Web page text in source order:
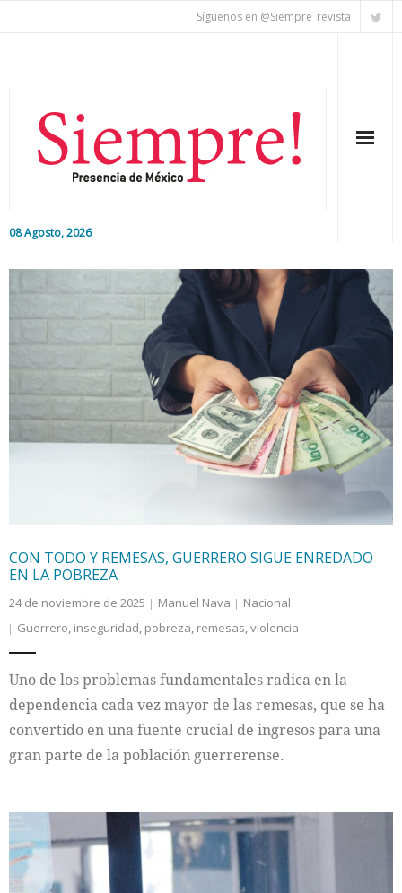
Síguenos en @Siempre_revista
08 Agosto, 2026
Colaboradores
Internacional
CON TODO Y REMESAS, GUERRERO SIGUE ENREDADO
EN LA POBREZA
24 de noviembre de 2025 Manuel Nava
Nacional
Guerrero, inseguridad, pobreza, remesas,violencia
Uno de los problemas fundamentales radica en la
dependencia cada vez mayor de las remesas, que se ha
convertido en una fuente crucial de ingresos para una
gran parte de la población guerrerense.